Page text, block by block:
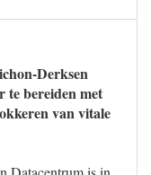
Derksen
te bereiden met
van vitale